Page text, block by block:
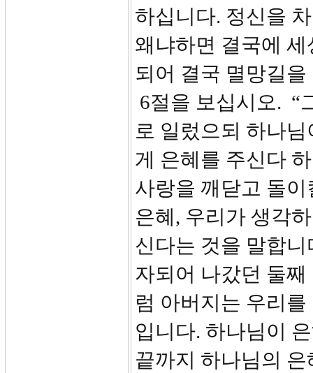
하십니다. 정신을
왜냐하면 결국에
되어 결국 멸망길
6절을 보십시오. “
로 일렀으되 하나
게 은혜를 주신다
사랑을 깨닫고 돌
은혜, 우리가 생각
신다는 것을 말합
자되어 나갔던 둘
럼 아버지는 우리
입니다. 하나님이
끝까지 하나님의